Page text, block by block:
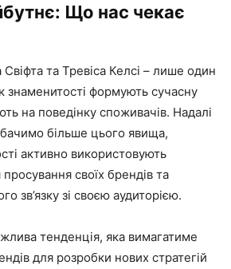
Що нас чекає
та Тревіса Келсі – лише один
знаменитості формують сучасну
на поведінку споживачів. Надалі
більше цього явища,
активно використовують
своїх брендів та
зв’язку зі своєю аудиторією.
тенденція, яка вимагатиме
для розробки нових стратегій